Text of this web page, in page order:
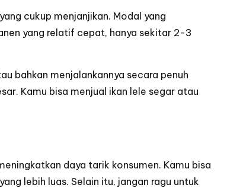
cukup menjanjikan. Modal yang
yang relatif cepat, hanya sekitar 2-3
bahkan menjalankannya secara penuh
Kamu bisa menjual ikan lele segar atau
daya tarik konsumen. Kamu bisa
lebih luas. Selain itu, jangan ragu untuk